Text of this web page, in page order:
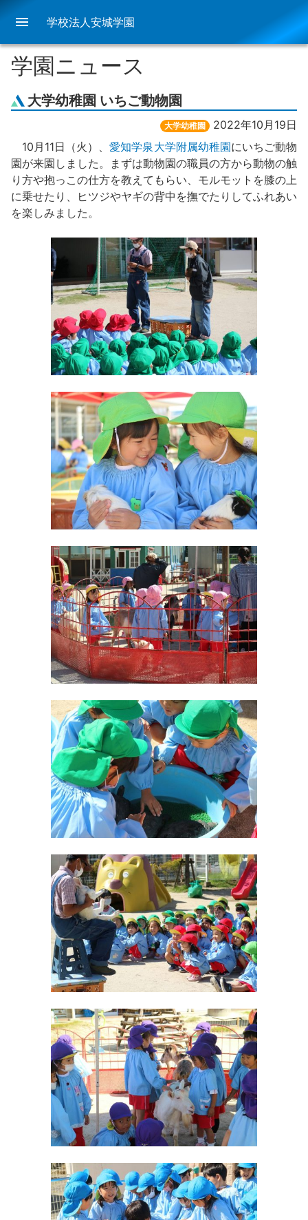
menu 学校法人安城学園
学園ニュース
大学幼稚園 いちご動物園
大学幼稚園
2022年10月19日
10月11日（火）、愛知学泉大学附属幼稚園にいちご動物
園が来園しました。まずは動物園の職員の方から動物の触
り方や抱っこの仕方を教えてもらい、モルモットを膝の上
に乗せたり、ヒツジやヤギの背中を撫でたりしてふれあい
を楽しみました。